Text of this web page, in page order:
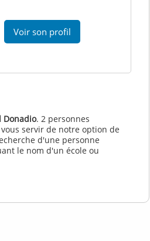
Donadio. 2 personnes
servir de notre option de
d'une personne
le nom d'un école ou
Voir son profil